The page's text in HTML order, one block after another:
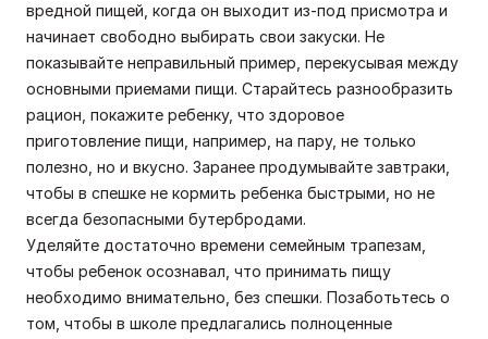
вредной пищей, когда он выходит из-под присмотра и
начинает свободно выбирать свои закуски. Не
показывайте неправильный пример, перекусывая между
основными приемами пищи. Старайтесь разнообразить
рацион, покажите ребенку, что здоровое
приготовление пищи, например, на пару, не только
полезно, но и вкусно. Заранее продумывайте завтраки,
чтобы в спешке не кормить ребенка быстрыми, но не
всегда безопасными бутербродами.
Уделяйте достаточно времени семейным трапезам,
чтобы ребенок осознавал, что принимать пищу
необходимо внимательно, без спешки. Позаботьтесь о
том, чтобы в школе предлагались полноценные